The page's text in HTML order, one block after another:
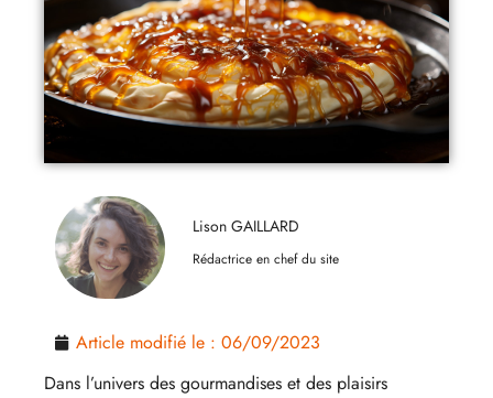
Lison GAILLARD
Rédactrice en chef du site
Article modifié le : 06/09/2023
Dans l’univers des gourmandises et des plaisirs